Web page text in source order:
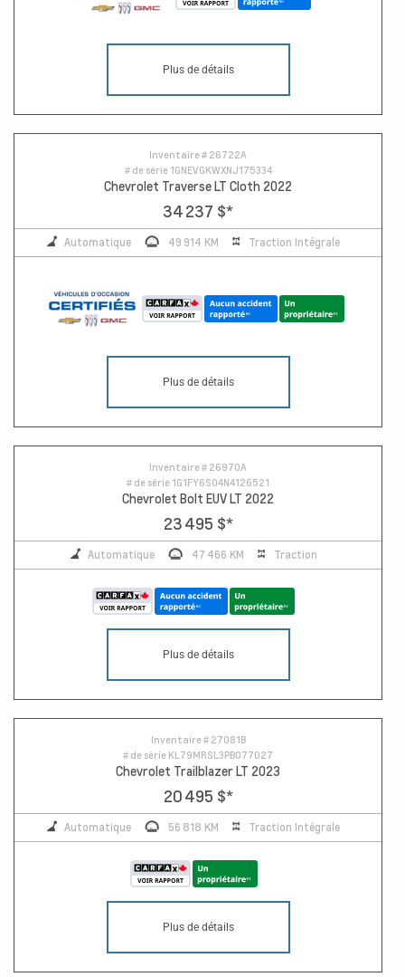
Plus de détails
Inventaire # 26722A
# de série 1GNEVGKWXNJ175334
Chevrolet Traverse LT Cloth 2022
34 237 $*
Automatique 49 914 KM Traction Intégrale
Plus de détails
Inventaire # 26970A
# de série 1G1FY6S04N4126521
Chevrolet Bolt EUV LT 2022
23 495 $*
Automatique 47 466 KM Traction
Plus de détails
Inventaire # 27081B
# de série KL79MRSL3PB077027
Chevrolet Trailblazer LT 2023
20 495 $*
Automatique 56 818 KM Traction Intégrale
Plus de détails